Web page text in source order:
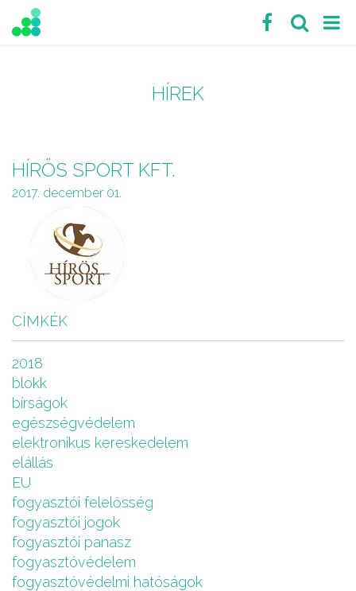
HÍREK
HÍRÖS SPORT KFT.
2017. december 01.
CÍMKÉK
2018
blokk
bírságok
egészségvédelem
elektronikus kereskedelem
elállás
EU
fogyasztói felelősség
fogyasztói jogok
fogyasztói panasz
fogyasztóvédelem
fogyasztóvédelmi hatóságok